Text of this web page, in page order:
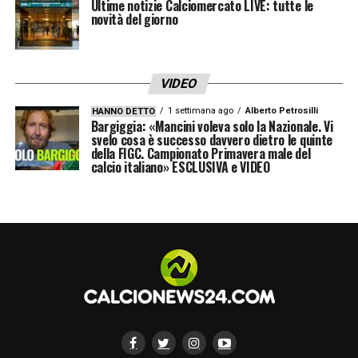
ad esempio. Ma anche a Ricci che è tornato
il vero Ricci e Zapata che è tornato a fare gol
fare bene ci sono».
Molte ambizioni del Torino passano
dall’incontro con l’Empoli. Quali sono le
insidie che presenta la scuderia toscana?
Torino…
«Le difficoltà sono dappertutto,
specialmente in questo tipo di partite che
sofferte. All’andata il Toro ha sicuramente
Ultime notizie Calciomercato LIVE: tutte le
novità del giorno
VIDEO
HANNO DETTO 1 settimana ago Alberto Petrosilli
Bargiggia: «Mancini voleva solo la Nazionale. Vi
svelo cosa è successo davvero dietro le quinte
della FIGC. Campionato Primavera male del
calcio italiano» ESCLUSIVA e VIDEO